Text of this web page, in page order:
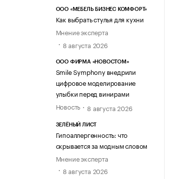
ООО «МЕБЕЛЬ БИЗНЕС КОМФОРТ»
Как выбрать стулья для кухни
Мнение эксперта
8 августа 2026
ООО ФИРМА «НОВОСТОМ»
Smile Symphony внедрили
цифровое моделирование
улыбки перед винирами
Новость
8 августа 2026
ЗЕЛЁНЫЙ ЛИСТ
Гипоаллергенность: что
скрывается за модным словом
Мнение эксперта
8 августа 2026